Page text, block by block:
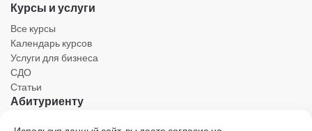
Курсы и услуги
Все курсы
Календарь курсов
Услуги для бизнеса
СДО
Статьи
Абитуриенту